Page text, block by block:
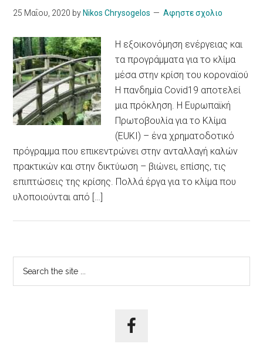
25 Μαΐου, 2020 by Nikos Chrysogelos Αφηστε σχολιο
Η εξοικονόμηση ενέργειας και
τα προγράμματα για το κλίμα
μέσα στην κρίση του κοροναϊού
Η πανδημία Covid19 αποτελεί
μια πρόκληση. Η Ευρωπαϊκή
Πρωτοβουλία για το Κλίμα
(EUKI) – ένα χρηματοδοτικό
πρόγραμμα που επικεντρώνει στην ανταλλαγή καλών
πρακτικών και στην δικτύωση – βιώνει, επίσης, τις
επιπτώσεις της κρίσης. Πολλά έργα για το κλίμα που
υλοποιούνται από […]
Αρχική
Πλευρική